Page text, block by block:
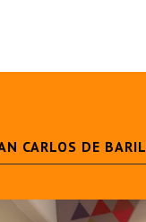
CARLOS DE